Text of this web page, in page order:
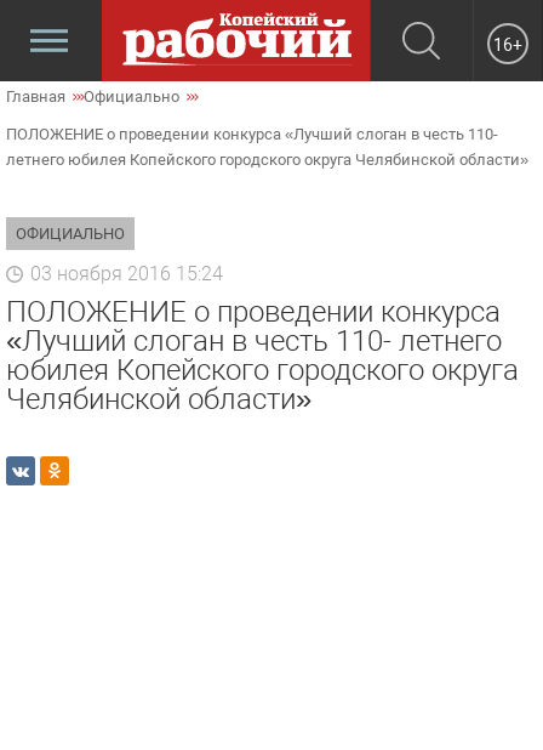
16+
Главная Официально
ПОЛОЖЕНИЕ о проведении конкурса «Лучший слоган в честь 110-
летнего юбилея Копейского городского округа Челябинской области»
ОФИЦИАЛЬНО
03 ноября 2016 15:24
ПОЛОЖЕНИЕ о проведении конкурса
«Лучший слоган в честь 110- летнего
юбилея Копейского городского округа
Челябинской области»